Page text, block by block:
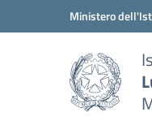
Vai ai contenuti
Vai al menu di navigazione
Ministero